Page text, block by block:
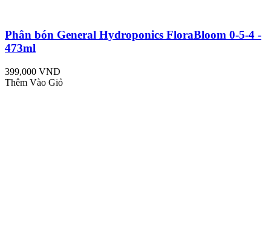
Phân bón General Hydroponics FloraBloom 0-5-4 -
473ml
399,000 VND
Thêm Vào Giỏ